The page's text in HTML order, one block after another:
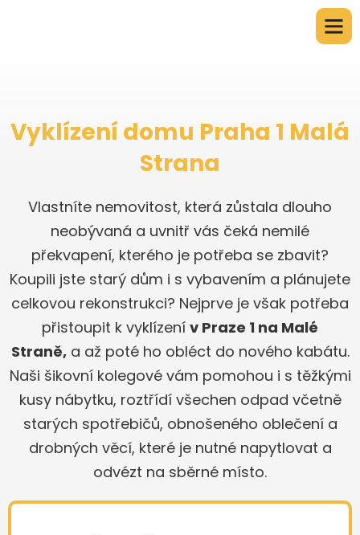
Vyklízení domu Praha 1 Malá
Strana
Vlastníte nemovitost, která zůstala dlouho
neobývaná a uvnitř vás čeká nemilé
překvapení, kterého je potřeba se zbavit?
Koupili jste starý dům i s vybavením a plánujete
celkovou rekonstrukci? Nejprve je však potřeba
přistoupit k vyklízení v Praze 1 na Malé
Straně,a až poté ho obléct do nového kabátu.
Naši šikovní kolegové vám pomohou i s těžkými
kusy nábytku, roztřídí všechen odpad včetně
starých spotřebičů, obnošeného oblečení a
drobných věcí, které je nutné napytlovat a
odvézt na sběrné místo.